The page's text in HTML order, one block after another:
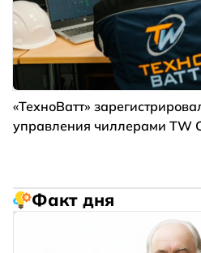
«ТехноВатт»
управления чиллерами TW
Факт дня